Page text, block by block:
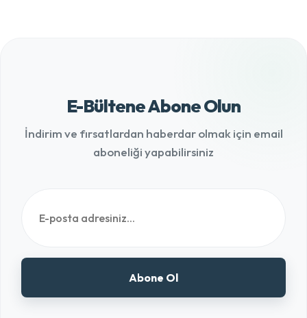
E-Bültene Abone Olun
İndirim ve fırsatlardan haberdar olmak için email
aboneliği yapabilirsiniz
Abone Ol